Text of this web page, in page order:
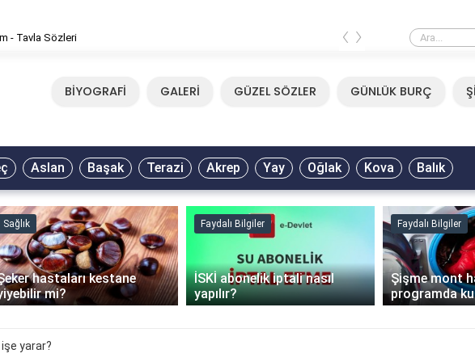
- Yazımı Kışa Çevirdin Sözleri Neşet Ertaş -
‹ ›
BİYOGRAFİ GALERİ GÜZEL SÖZLER GÜNLÜK BURÇ
Aslan Başak Terazi Akrep Yay Oğlak Kova Balık
Sağlık
hastaları kestane
mi?
Faydalı Bilgiler
İSKİ abonelik iptali nasıl
yapılır?
Faydalı Bilgiler
Şişme mont
programda
yarar?